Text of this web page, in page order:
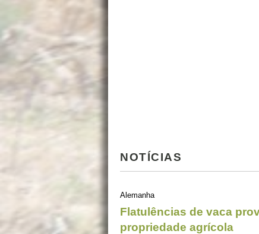
NOTÍCIAS
Alemanha
Flatulências de vaca
propriedade agrícola